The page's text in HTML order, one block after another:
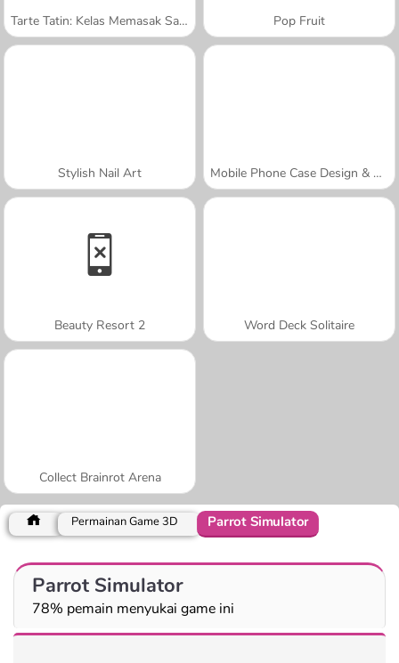
Tarte Tatin: Kelas Memasak Sara Pop Fruit
Stylish Nail Art Mobile Phone Case Design & DIY
Beauty Resort 2 Word Deck Solitaire
Collect Brainrot Arena
Permainan Game 3D Parrot Simulator
Parrot Simulator
78% pemain menyukai game ini